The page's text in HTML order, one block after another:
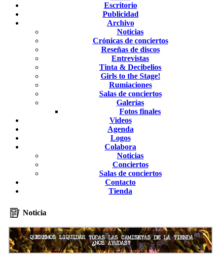
Escritorio
Publicidad
Archivo
Noticias
Crónicas de conciertos
Reseñas de discos
Entrevistas
Tinta & Decibelios
Girls to the Stage!
Rumiaciones
Salas de conciertos
Galerías
Fotos finales
Videos
Agenda
Logos
Colabora
Noticias
Conciertos
Salas de conciertos
Contacto
Tienda
Noticia